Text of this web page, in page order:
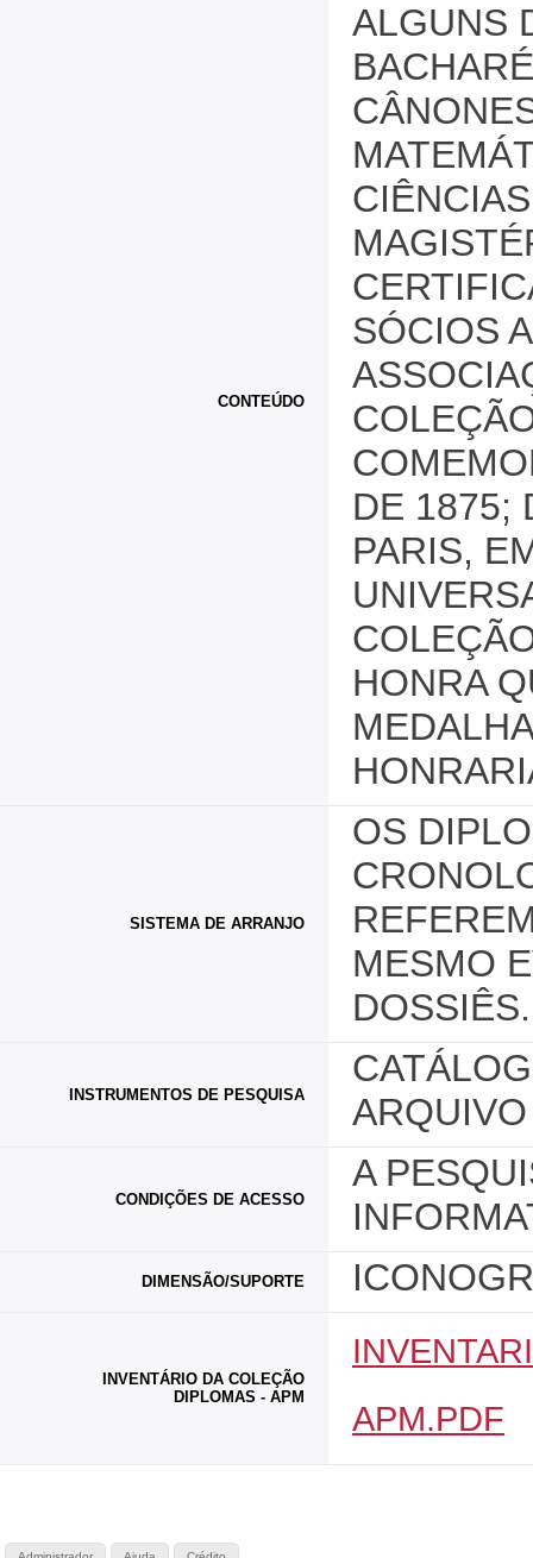
CONTEÚDO
ALGUNS
SÓCIOS
DE 1875;
PARIS,
HONRA
SISTEMA DE ARRANJO
OS
MESMO
DOSSIÊS.
INSTRUMENTOS DE PESQUISA
CONDIÇÕES DE ACESSO
A
DIMENSÃO/SUPORTE
INVENTÁRIO DA COLEÇÃO
DIPLOMAS - APM
APM.PDF